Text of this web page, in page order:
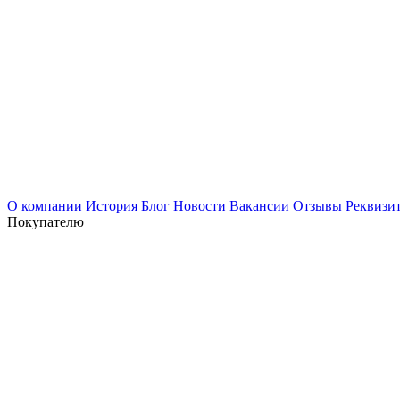
О компании История Блог Новости Вакансии Отзывы
Покупателю